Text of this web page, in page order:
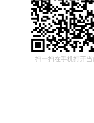
扫一扫在手机打开当